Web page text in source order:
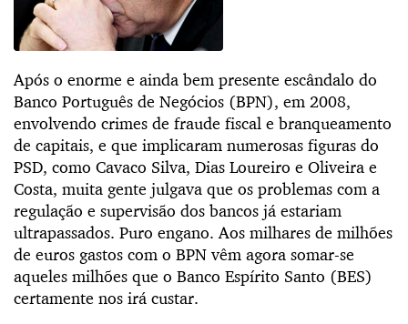
Após o enorme e ainda bem presente escândalo do
Banco Português de Negócios (BPN), em 2008,
envolvendo crimes de fraude fiscal e branqueamento
de capitais, e que implicaram numerosas figuras do
PSD, como Cavaco Silva, Dias Loureiro e Oliveira e
Costa, muita gente julgava que os problemas com a
regulação e supervisão dos bancos já estariam
ultrapassados. Puro engano. Aos milhares de milhões
de euros gastos com o BPN vêm agora somar-se
aqueles milhões que o Banco Espírito Santo (BES)
certamente nos irá custar.